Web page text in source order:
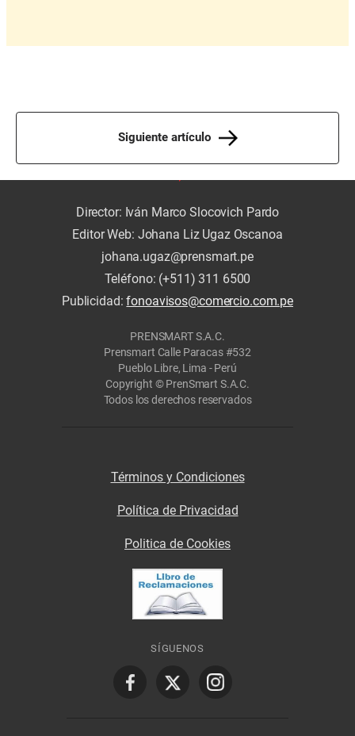
Siguiente artículo
Director: Iván Marco Slocovich Pardo
Editor Web: Johana Liz Ugaz Oscanoa
johana.ugaz@prensmart.pe
Teléfono: (+511) 311 6500
Publicidad:fonoavisos@comercio.com.pe
PRENSMART S.A.C.
Prensmart Calle Paracas #532
Pueblo Libre, Lima - Perú
Copyright © PrenSmart S.A.C.
Todos los derechos reservados
Términos y Condiciones
Política de Privacidad
Politica de Cookies
SÍGUENOS